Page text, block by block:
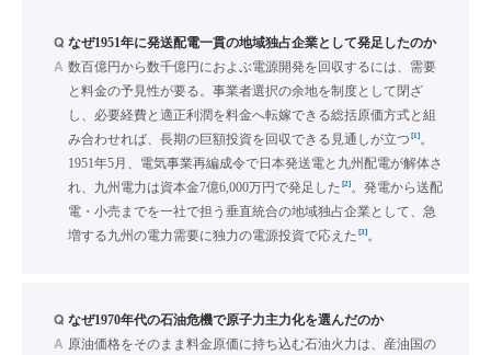
Q なぜ1951年に発送配電一貫の地域独占企業として発足したのか
A 数百億円から数千億円におよぶ電源開発を回収するには、需要
と料金の予見性が要る。事業者選択の余地を制度として閉ざ
し、必要経費と適正利潤を料金へ転嫁できる総括原価方式と組
み合わせれば、長期の巨額投資を回収できる見通しが立つ [1]。
1951年5月、電気事業再編成令で日本発送電と九州配電が解体さ
れ、九州電力は資本金7億6,000万円で発足した [2]。発電から送配
電・小売までを一社で担う垂直統合の地域独占企業として、急
増する九州の電力需要に独力の電源投資で応えた [3]。
Q なぜ1970年代の石油危機で原子力主力化を選んだのか
A 原油価格をそのまま料金原価に持ち込む石油火力は、産油国の